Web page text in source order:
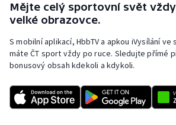
Ragby
Rychlobruslení
Rychlostní kanoistika
Short track
Mějte celý sportovní svět vždy
velké obrazovce.
S mobilní aplikací, HbbTV a apkou iVysílání
máte ČT sport vždy po ruce. Sledujte přímé
bonusový obsah kdekoli a kdykoli.